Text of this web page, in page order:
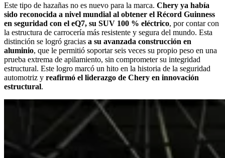
Este tipo de hazañas no es nuevo para la marca. Chery ya había
sido reconocida a nivel mundial al obtener el Récord Guinness
en seguridad con el eQ7, su SUV 100 % eléctrico, por contar con
la estructura de carrocería más resistente y segura del mundo. Esta
distinción se logró gracias a su avanzada construcción en
aluminio, que le permitió soportar seis veces su propio peso en una
prueba extrema de apilamiento, sin comprometer su integridad
estructural. Este logro marcó un hito en la historia de la seguridad
automotriz y reafirmó el liderazgo de Chery en innovación
estructural.